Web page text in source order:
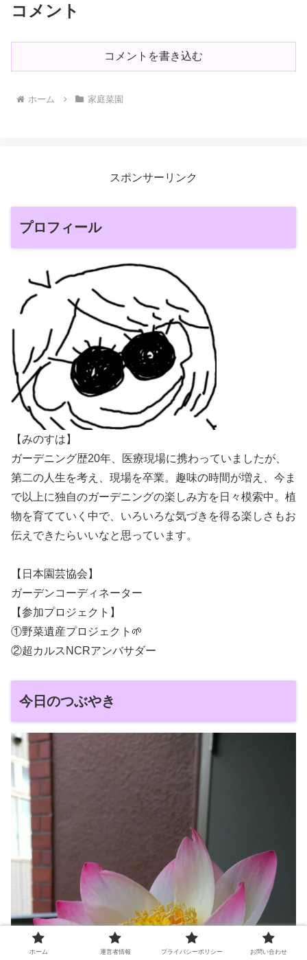
コメント
コメントを書き込む
ホーム 家庭菜園
スポンサーリンク
プロフィール
【みのすは】
ガーデニング歴20年、医療現場に携わっていましたが、
第二の人生を考え、現場を卒業。趣味の時間が増え、今ま
で以上に独自のガーデニングの楽しみ方を日々模索中。植
物を育てていく中で、いろいろな気づきを得る楽しさもお
伝えできたらいいなと思っています。
【日本園芸協会】
ガーデンコーディネーター
【参加プロジェクト】
①野菜遺産プロジェクト🌱
②超カルスNCRアンバサダー
今日のつぶやき
ホーム 運営者情報 プライバシーポリシー お問い合わせ